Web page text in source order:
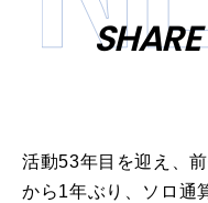
SHARE
活動53年目を迎え、
から1年ぶり、ソロ通